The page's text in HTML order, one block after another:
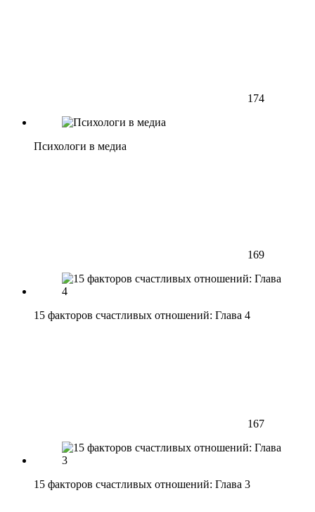
174
Психологи в медиа
169
15 факторов счастливых отношений: Глава 4
167
15 факторов счастливых отношений: Глава 3